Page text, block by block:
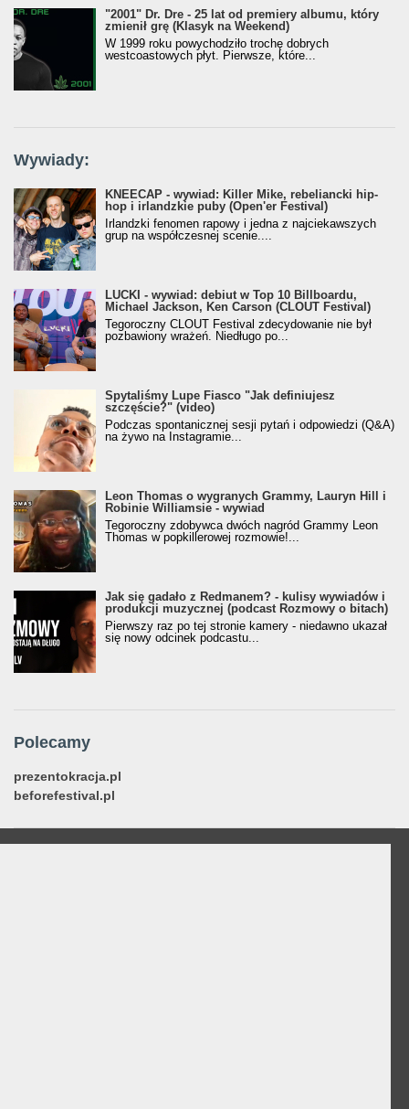
"2001" Dr. Dre - 25 lat od premiery albumu, który
zmienił grę (Klasyk na Weekend)
W 1999 roku powychodziło trochę dobrych
westcoastowych płyt. Pierwsze, które...
Wywiady:
KNEECAP - wywiad: Killer Mike, rebeliancki hip-
hop i irlandzkie puby (Open'er Festival)
Irlandzki fenomen rapowy i jedna z najciekawszych
grup na współczesnej scenie....
LUCKI - wywiad: debiut w Top 10 Billboardu,
Michael Jackson, Ken Carson (CLOUT Festival)
Tegoroczny CLOUT Festival zdecydowanie nie był
pozbawiony wrażeń. Niedługo po...
Spytaliśmy Lupe Fiasco "Jak definiujesz
szczęście?" (video)
Podczas spontanicznej sesji pytań i odpowiedzi (Q&A)
na żywo na Instagramie...
Leon Thomas o wygranych Grammy, Lauryn Hill i
Robinie Williamsie - wywiad
Tegoroczny zdobywca dwóch nagród Grammy Leon
Thomas w popkillerowej rozmowie!...
Jak się gadało z Redmanem? - kulisy wywiadów i
produkcji muzycznej (podcast Rozmowy o bitach)
Pierwszy raz po tej stronie kamery - niedawno ukazał
się nowy odcinek podcastu...
Polecamy
prezentokracja.pl
beforefestival.pl